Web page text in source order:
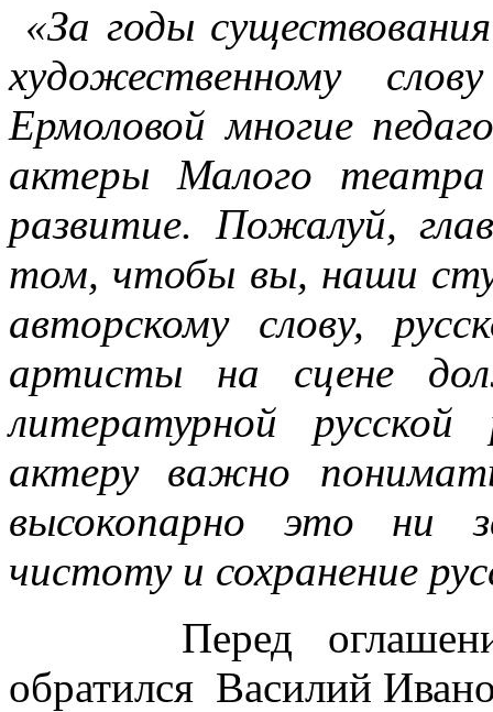
«За годы
художественному
Ермоловой многие
актеры Малого
развитие. Пожалуй,
том, чтобы вы, наши
авторскому слову,
артисты на сцене
литературной
актеру важно
высокопарно это ни
чистоту и сохранение
Перед оглашением
обратился Василий